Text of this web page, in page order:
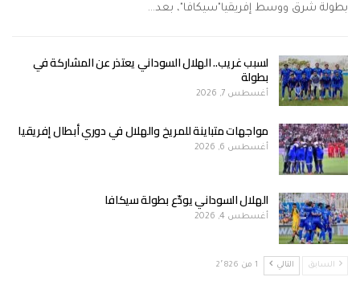
بطولة شرق ووسط إفريقيا"سيكافا"، بعد…
لسبب غريب.. الهلال السوداني يعتذر عن المشاركة في
بطولة
أغسطس 7, 2026
مواجهات متباينة للمريخ والهلال في دوري أبطال إفريقيا
أغسطس 6, 2026
الهلال السوداني يودّع بطولة سيكافا
أغسطس 4, 2026
السابق التالي 1 من 2٬826